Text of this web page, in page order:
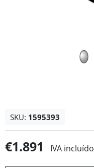
SKU: 1595393
€1.891 IVA incluído